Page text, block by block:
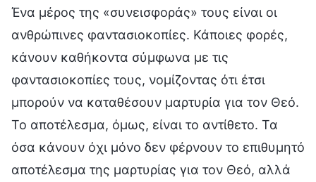
Ένα μέρος της «συνεισφοράς» τους είναι οι
ανθρώπινες φαντασιοκοπίες. Κάποιες φορές,
κάνουν καθήκοντα σύμφωνα με τις
φαντασιοκοπίες τους, νομίζοντας ότι έτσι
μπορούν να καταθέσουν μαρτυρία για τον Θεό.
Το αποτέλεσμα, όμως, είναι το αντίθετο. Τα
όσα κάνουν όχι μόνο δεν φέρνουν το επιθυμητό
αποτέλεσμα της μαρτυρίας για τον Θεό, αλλά